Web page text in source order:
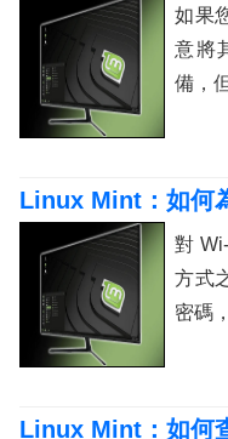
如果
意將
備，
Linux Mint：如何
對
方式
密碼
Linux Mint：如何